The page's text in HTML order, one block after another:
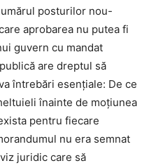
posturilor nou-
aprobarea nu putea fi
guvern cu mandat
are dreptul să
întrebări esenţiale: De ce
înainte de moţiunea
pentru fiecare
nu era semnat
juridic care să